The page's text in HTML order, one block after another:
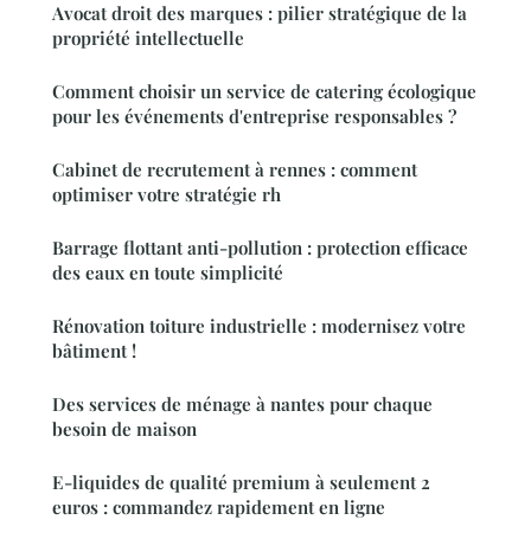
Avocat droit des marques : pilier stratégique de la
propriété intellectuelle
Comment choisir un service de catering écologique
pour les événements d'entreprise responsables ?
Cabinet de recrutement à rennes : comment
optimiser votre stratégie rh
Barrage flottant anti-pollution : protection efficace
des eaux en toute simplicité
Rénovation toiture industrielle : modernisez votre
bâtiment !
Des services de ménage à nantes pour chaque
besoin de maison
E-liquides de qualité premium à seulement 2
euros : commandez rapidement en ligne